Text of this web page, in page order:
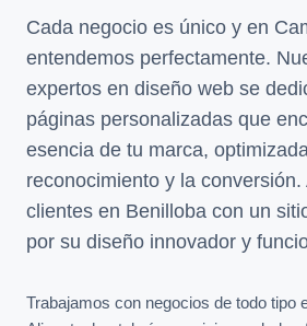
Cada negocio es único y en
entendemos perfectamente.
expertos en diseño web se
páginas personalizadas que
esencia de tu marca,
reconocimiento y la conversión.
clientes en Benilloba con un
por su diseño innovador y
Trabajamos con negocios de todo tipo